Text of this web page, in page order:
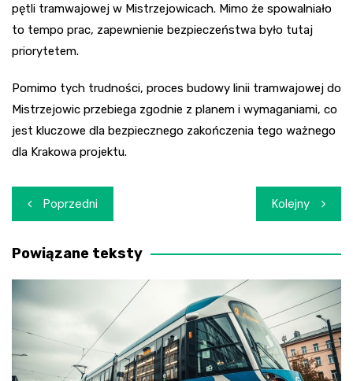
pętli tramwajowej w Mistrzejowicach. Mimo że spowalniało
to tempo prac, zapewnienie bezpieczeństwa było tutaj
priorytetem.
Pomimo tych trudności, proces budowy linii tramwajowej do
Mistrzejowic przebiega zgodnie z planem i wymaganiami, co
jest kluczowe dla bezpiecznego zakończenia tego ważnego
dla Krakowa projektu.
Nawigacja
wpisu
Poprzedni Kolejny
Powiązane teksty